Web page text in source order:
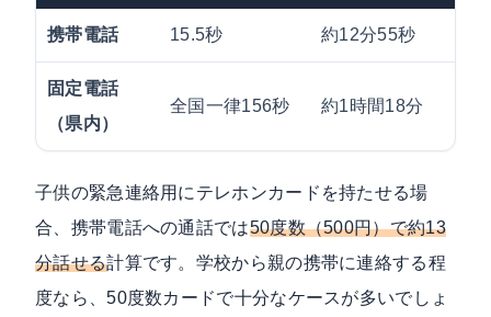
携帯電話 15.5秒 約12分55秒
固定電話
（県内）
全国一律156秒 約1時間18分
子供の緊急連絡用にテレホンカードを持たせる場
合、携帯電話への通話では50度数（500円）で約13
分話せる計算です。学校から親の携帯に連絡する程
度なら、50度数カードで十分なケースが多いでしょ